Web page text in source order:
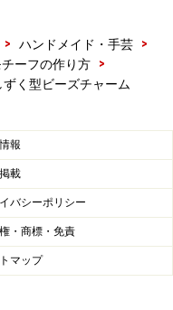
> ハンドメイド・手芸
>
ーフの作り方
>
く型ビーズチャーム
報
載
バシーポリシー
・商標・免責
マップ